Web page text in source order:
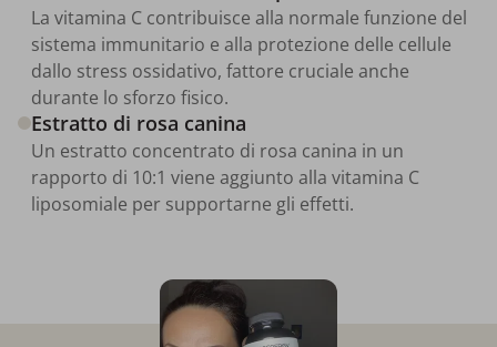
La vitamina C contribuisce alla normale funzione del
sistema immunitario e alla protezione delle cellule
dallo stress ossidativo, fattore cruciale anche
durante lo sforzo fisico.
Estratto di rosa canina
Un estratto concentrato di rosa canina in un
rapporto di 10:1 viene aggiunto alla vitamina C
liposomiale per supportarne gli effetti.